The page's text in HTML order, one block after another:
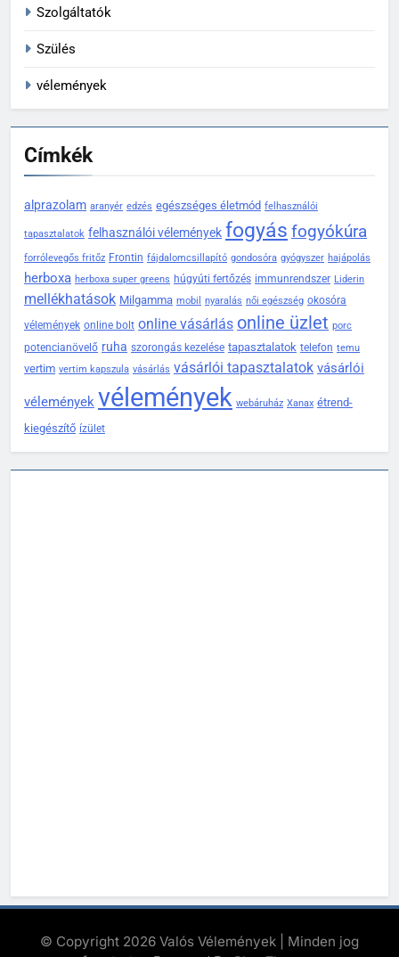
Szolgáltatók
Szülés
vélemények
Címkék
alprazolam aranyér edzés egészséges életmód felhasználói
tapasztalatok felhasználói vélemények fogyás fogyókúra
forrólevegős fritőz Frontin fájdalomcsillapító gondosóra gyógyszer hajápolás
herboxa herboxa super greens húgyúti fertőzés immunrendszer Liderin
mellékhatások Milgamma mobil nyaralás női egészség okosóra
vélemények online bolt online vásárlás online üzlet porc
potencianövelő ruha szorongás kezelése tapasztalatok telefon temu
vertim vertim kapszula vásárlás vásárlói tapasztalatok vásárlói
vélemények vélemények webáruház Xanax étrend-
kiegészítő ízület
© Copyright 2026 Valós Vélemények | Minden jog